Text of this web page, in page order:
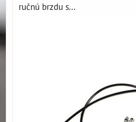
ručnú brzdu s...